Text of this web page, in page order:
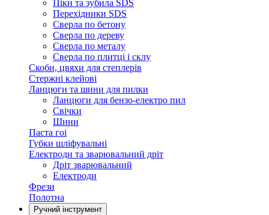
Піки та зубила SDS
Перехідники SDS
Сверла по бетону
Сверла по дереву
Сверла по металу
Сверла по плитці і склу
Скоби, цвяхи для степлерів
Стержні клейові
Ланцюги та шини для пилки
Ланцюги для бензо-електро пил
Свічки
Шини
Паста гоі
Губки шліфувальні
Електроди та зварювальний дріт
Дріт зварювальний
Електроди
Фрези
Полотна
Ручний інструмент